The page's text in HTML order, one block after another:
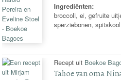
Ingrediënten:
broccoli, ei, gefruite
sperziebonen,
Recept uit Boekoe
Tahoe van oma